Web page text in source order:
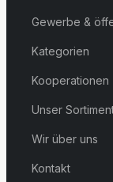
Gewerbe &
Kategorien
Kooperationen
Unser
Wir über uns
Kontakt